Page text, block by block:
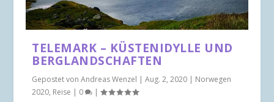
TELEMARK – KÜSTENIDYLLE UND
BERGLANDSCHAFTEN
Gepostet vonAndreas Wenzel |Aug. 2, 2020 | Norwegen
2020, Reise | 0 |